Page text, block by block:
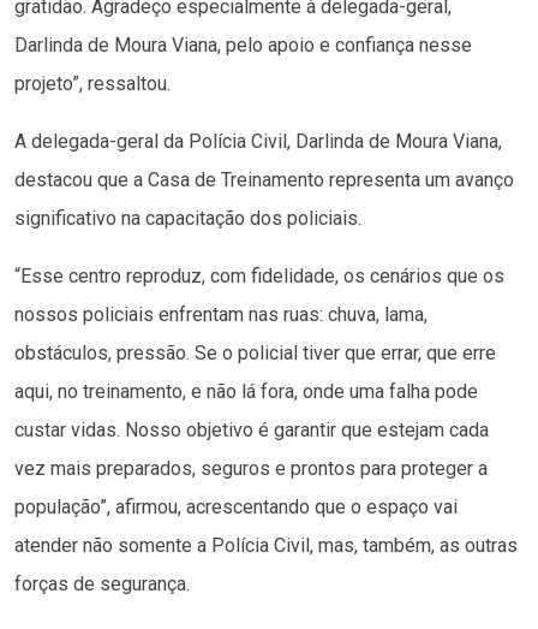
gratidão. Agradeço especialmente à delegada-geral,
Darlinda de Moura Viana, pelo apoio e confiança nesse
projeto”, ressaltou.
A delegada-geral da Polícia Civil, Darlinda de Moura Viana,
destacou que a Casa de Treinamento representa um avanço
significativo na capacitação dos policiais.
“Esse centro reproduz, com fidelidade, os cenários que os
nossos policiais enfrentam nas ruas: chuva, lama,
obstáculos, pressão. Se o policial tiver que errar, que erre
aqui, no treinamento, e não lá fora, onde uma falha pode
custar vidas. Nosso objetivo é garantir que estejam cada
vez mais preparados, seguros e prontos para proteger a
população”, afirmou, acrescentando que o espaço vai
atender não somente a Polícia Civil, mas, também, as outras
forças de segurança.